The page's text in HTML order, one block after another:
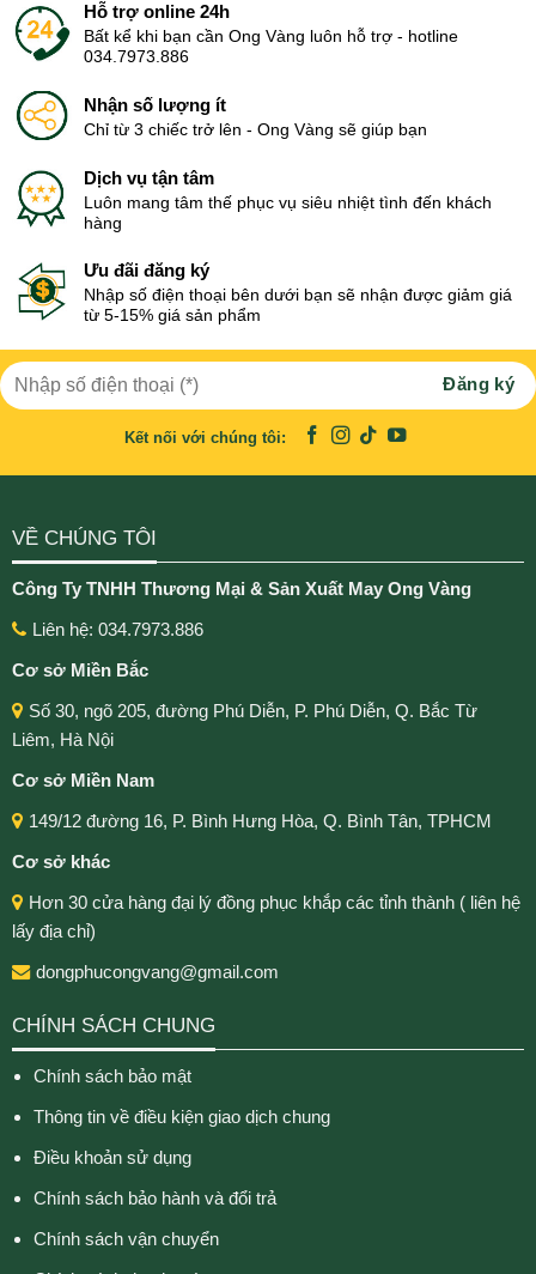
Hỗ trợ online 24h
Bất kể khi bạn cần Ong Vàng luôn hỗ trợ - hotline
034.7973.886
Nhận số lượng ít
Chỉ từ 3 chiếc trở lên - Ong Vàng sẽ giúp bạn
Dịch vụ tận tâm
Luôn mang tâm thế phục vụ siêu nhiệt tình đến khách
hàng
Ưu đãi đăng ký
Nhập số điện thoại bên dưới bạn sẽ nhận được giảm giá
từ 5-15% giá sản phẩm
Kết nối với chúng tôi:
VỀ CHÚNG TÔI
Công Ty TNHH Thương Mại & Sản Xuất May Ong Vàng
Liên hệ: 034.7973.886
Cơ sở Miền Bắc
Số 30, ngõ 205, đường Phú Diễn, P. Phú Diễn, Q. Bắc Từ
Liêm, Hà Nội
Cơ sở Miền Nam
149/12 đường 16, P. Bình Hưng Hòa, Q. Bình Tân, TPHCM
Cơ sở khác
Hơn 30 cửa hàng đại lý đồng phục khắp các tỉnh thành ( liên hệ
lấy địa chỉ)
dongphucongvang@gmail.com
CHÍNH SÁCH CHUNG
Chính sách bảo mật
Thông tin về điều kiện giao dịch chung
Điều khoản sử dụng
Chính sách bảo hành và đổi trả
Chính sách vận chuyển